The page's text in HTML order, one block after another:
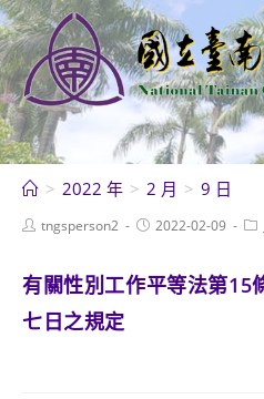
跳
轉
至
主
要
內
> 2022 年 > 2 月 > 9 日
Posttngsperson2
Post2022-02-09
Post
有關性別工作平等法第15
七日之規定